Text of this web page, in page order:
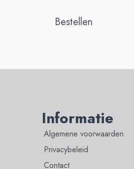
Bestellen
Informatie
Algemene voorwaarden
Privacybeleid
Contact